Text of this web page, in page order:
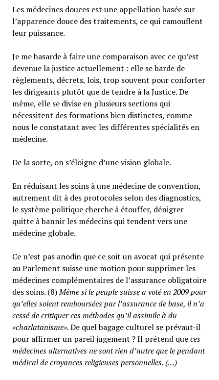
Les médecines douces est une appellation basée sur
l’apparence douce des traitements, ce qui camouflent
leur puissance.
Je me hasarde à faire une comparaison avec ce qu’est
devenue la justice actuellement : elle se barde de
règlements, décrets, lois, trop souvent pour conforter
les dirigeants plutôt que de tendre à la Justice. De
même, elle se divise en plusieurs sections qui
nécessitent des formations bien distinctes, comme
nous le constatant avec les différentes spécialités en
médecine.
De la sorte, on s’éloigne d’une vision globale.
En réduisant les soins à une médecine de convention,
autrement dit à des protocoles selon des diagnostics,
le système politique cherche à étouffer, dénigrer
quitte à bannir les médecins qui tendent vers une
médecine globale.
Ce n’est pas anodin que ce soit un avocat qui présente
au Parlement suisse une motion pour supprimer les
médecines complémentaires de l’assurance obligatoire
des soins. (8)Même si le peuple suisse a voté en 2009 pour
qu’elles soient remboursées par l’assurance de base, il n’a
cessé de critiquer ces méthodes qu’il assimile à du
«charlatanisme».De quel bagage culturel se prévaut-il
pour affirmer un pareil jugement ? Il prétend queces
médecines alternatives ne sont rien d’autre que le pendant
médical de croyances religieuses personnelles. (…)